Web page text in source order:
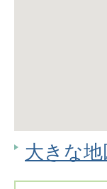
大きな